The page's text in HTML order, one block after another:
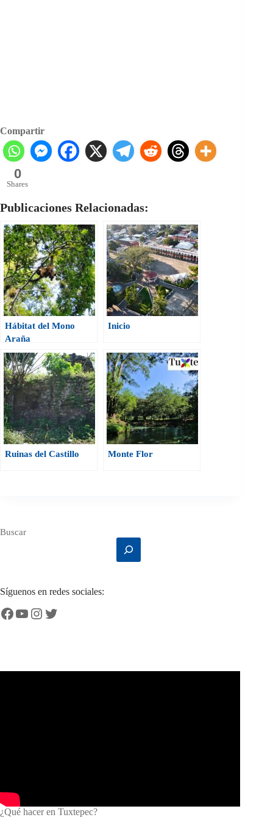
Compartir
0
Shares
Publicaciones Relacionadas:
Hábitat del Mono
Araña
Inicio
Ruinas del Castillo Monte Flor
Buscar
Síguenos en redes sociales:
Facebook
YouTube
Instagram
Twitter
¿Qué hacer en Tuxtepec?